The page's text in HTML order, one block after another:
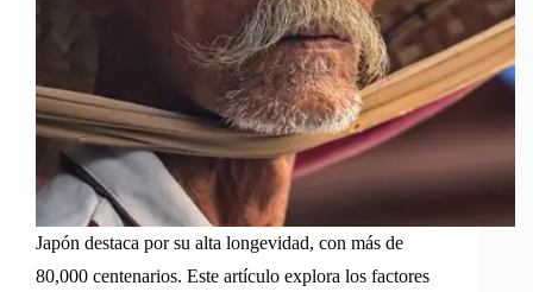
Japón destaca por su alta longevidad, con más de
80,000 centenarios. Este artículo explora los factores